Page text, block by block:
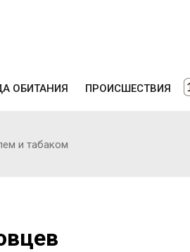
ОБИТАНИЯ ПРОИСШЕСТВИЯ
и табаком